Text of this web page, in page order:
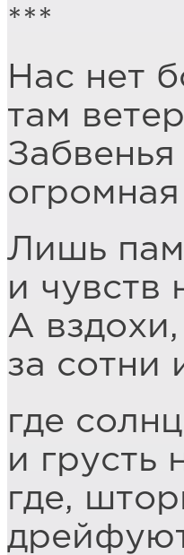
***
Нас нет
там
Лишь
и чувств
А
за сотни
где
и грусть
где,